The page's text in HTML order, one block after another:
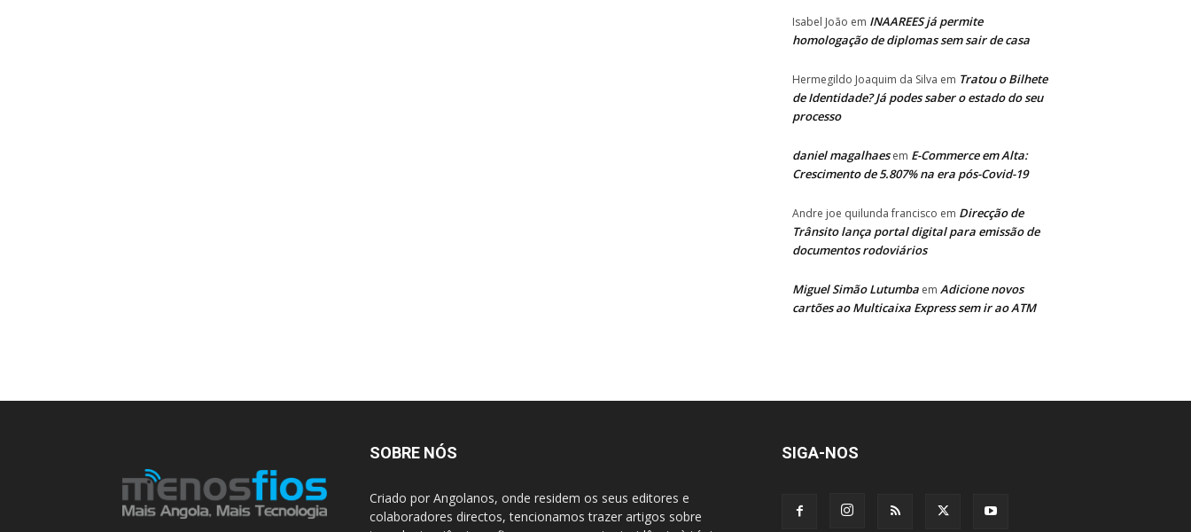
Isabel João em INAAREES já permite
homologação de diplomas sem sair de casa
Hermegildo Joaquim da Silva em Tratou o Bilhete
de Identidade? Já podes saber o estado do seu
processo
daniel magalhaesem E-Commerce em Alta:
Crescimento de 5.807% na era pós-Covid-19
Andre joe quilunda francisco em Direcção de
Trânsito lança portal digital para emissão de
documentos rodoviários
Miguel Simão Lutumba em Adicione novos
cartões ao Multicaixa Express sem ir ao ATM
SOBRE NÓS
Criado por Angolanos, onde residem os seus editores e
colaboradores directos, tencionamos trazer artigos sobre
SIGA-NOS